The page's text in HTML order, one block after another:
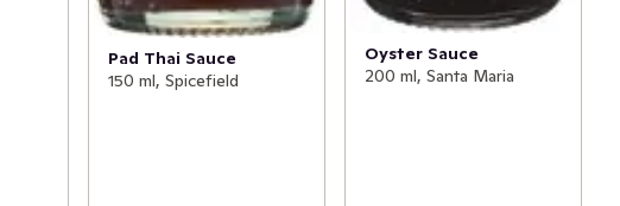
Pad Thai Sauce
150 ml, Spicefield
Oyster Sauce
200 ml, Santa Maria